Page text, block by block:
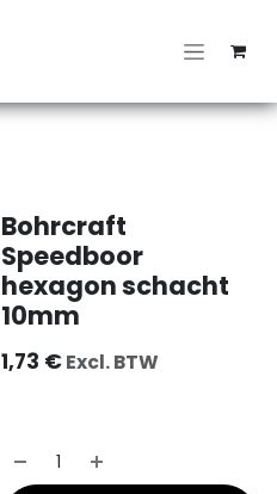
Bohrcraft
Speedboor
hexagon schacht
10mm
1,73 €Excl. BTW